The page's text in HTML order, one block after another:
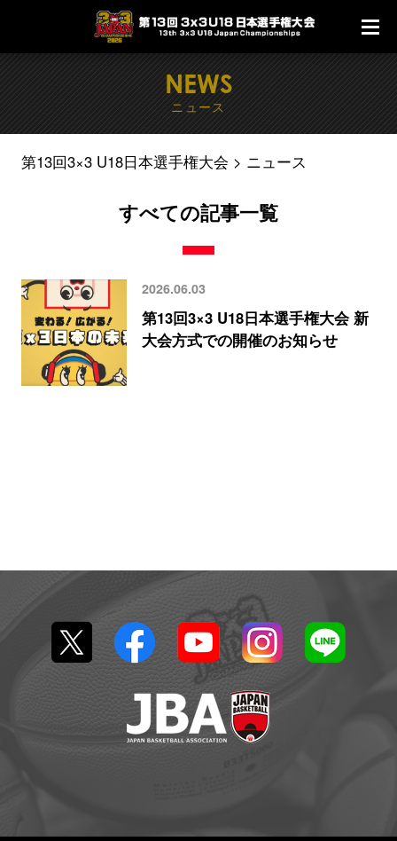
NEWS
ニュース
第13回3×3 U18日本選手権大会 ニュース
すべての記事一覧
2026.06.03
第13回3×3 U18日本選手権大会 新
大会方式での開催のお知らせ